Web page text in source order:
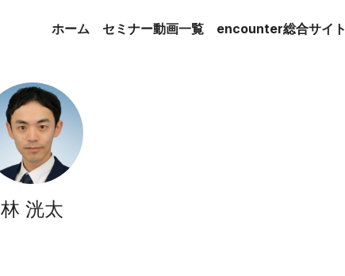
ホーム セミナー動画一覧 encounter総合サイト
林 洸太